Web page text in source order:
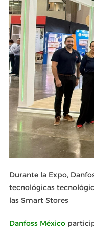
Durante la Expo,
tecnológicas
las Smart Stores
Danfoss México